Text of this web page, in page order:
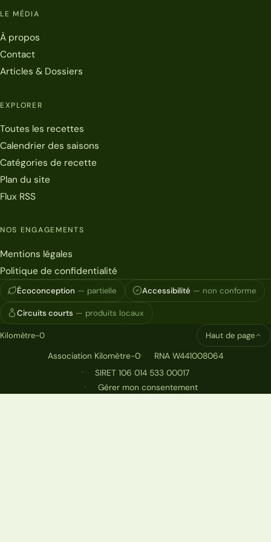
LE MÉDIA
À propos
Contact
Articles & Dossiers
EXPLORER
Toutes les recettes
Calendrier des saisons
Catégories de recette
Plan du site
Flux RSS
NOS ENGAGEMENTS
Mentions légales
Politique de confidentialité
Écoconception — partielle Accessibilité — non conforme
Circuits courts — produits locaux
Kilomètre-0
Association Kilomètre-0
RNA W441008064
SIRET 106 014 533 00017
Gérer mon consentement
Haut de page